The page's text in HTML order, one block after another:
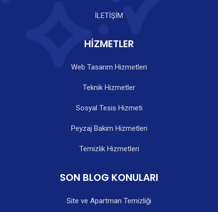
İLETİŞİM
HİZMETLER
Web Tasarım Hizmetleri
Teknik Hizmetler
Sosyal Tesis Hizmeti
Peyzaj Bakım Hizmetleri
Temizlik Hizmetleri
SON BLOG KONULARI
Site ve Apartman Temizliği